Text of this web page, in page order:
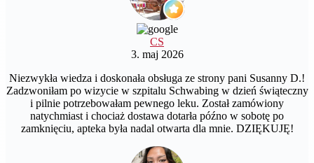
CS
3. maj 2026
Niezwykła wiedza i doskonała obsługa ze strony pani Susanny D.!
Zadzwoniłam po wizycie w szpitalu Schwabing w dzień świąteczny
i pilnie potrzebowałam pewnego leku. Został zamówiony
natychmiast i chociaż dostawa dotarła późno w sobotę po
zamknięciu, apteka była nadal otwarta dla mnie. DZIĘKUJĘ!